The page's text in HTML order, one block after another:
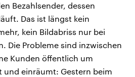
Bezahlsender, dessen
Das ist längst kein
kein Bildabriss nur bei
Die Probleme sind inzwischen
Kunden öffentlich um
einräumt: Gestern beim